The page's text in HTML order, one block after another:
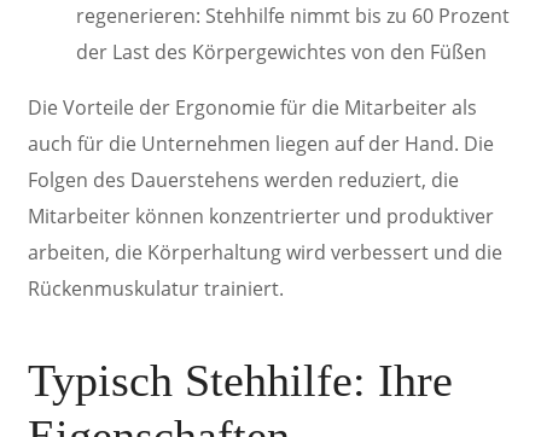
regenerieren: Stehhilfe nimmt bis zu 60 Prozent
der Last des Körpergewichtes von den Füßen
Die Vorteile der Ergonomie für die Mitarbeiter als
auch für die Unternehmen liegen auf der Hand. Die
Folgen des Dauerstehens werden reduziert, die
Mitarbeiter können konzentrierter und produktiver
arbeiten, die Körperhaltung wird verbessert und die
Rückenmuskulatur trainiert.
Typisch Stehhilfe: Ihre